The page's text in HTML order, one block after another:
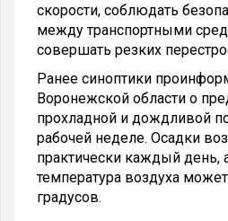
скорости, соблюдать
между транспортными
совершать резких
Ранее синоптики
Воронежской области о
прохладной и дождливой
рабочей неделе. Осадки
практически каждый день,
температура воздуха
градусов.